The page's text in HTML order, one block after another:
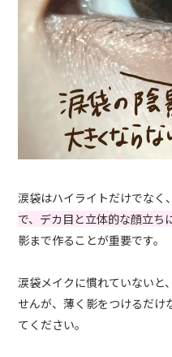
涙袋はハイライトだけでなく、
で、デカ目と立体的な顔立ち
影まで作ることが重要です。
涙袋メイクに慣れていないと
せんが、薄く影をつけるだ
てください。